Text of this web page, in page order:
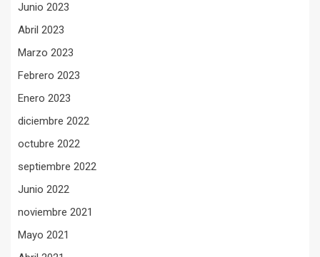
Junio 2023
Abril 2023
Marzo 2023
Febrero 2023
Enero 2023
diciembre 2022
octubre 2022
septiembre 2022
Junio 2022
noviembre 2021
Mayo 2021